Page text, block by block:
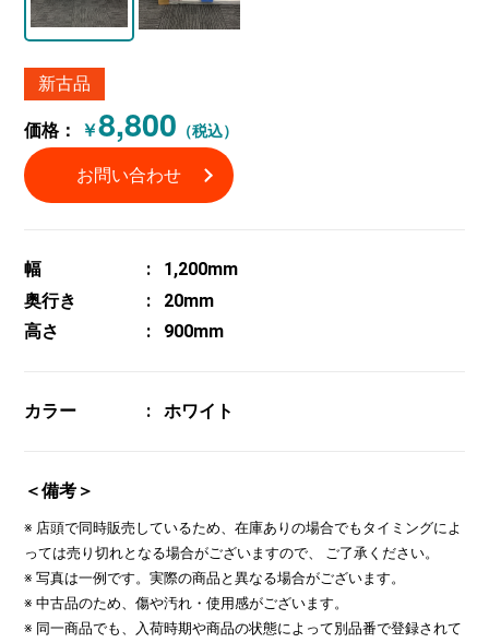
新古品
価格： ￥8,800 （税込）
お問い合わせ
幅
1,200mm
奥行き
20mm
高さ
900mm
カラー ホワイト
＜備考＞
※ 店頭で同時販売しているため、在庫ありの場合でもタイミングによ
っては売り切れとなる場合がございますので、 ご了承ください。
※ 写真は一例です。実際の商品と異なる場合がございます。
※ 中古品のため、傷や汚れ・使用感がございます。
※ 同一商品でも、入荷時期や商品の状態によって別品番で登録されて